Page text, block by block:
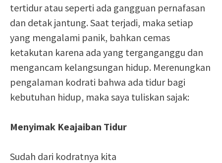
tertidur atau seperti ada gangguan pernafasan
dan detak jantung. Saat terjadi, maka setiap
yang mengalami panik, bahkan cemas
ketakutan karena ada yang terganganggu dan
mengancam kelangsungan hidup. Merenungkan
pengalaman kodrati bahwa ada tidur bagi
kebutuhan hidup, maka saya tuliskan sajak:
Menyimak Keajaiban Tidur
Sudah dari kodratnya kita